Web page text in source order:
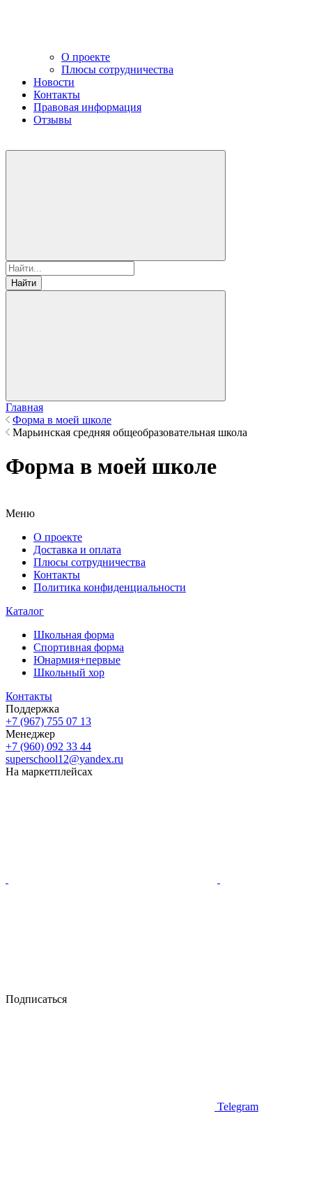
О проекте
Плюсы сотрудничества
Новости
Контакты
Правовая информация
Отзывы
Найти
Главная
Форма в моей школе
Марьинская средняя общеобразовательная школа
Форма в моей школе
Меню
О проекте
Доставка и оплата
Плюсы сотрудничества
Контакты
Политика конфиденциальности
Каталог
Школьная форма
Спортивная форма
Юнармия+первые
Школьный хор
Контакты
Поддержка
+7 (967) 755 07 13
Менеджер
+7 (960) 092 33 44
superschool12@yandex.ru
На маркетплейсах
Подписаться
Telegram